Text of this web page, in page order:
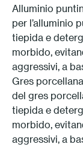
EN IT
Alluminio
per l’alluminio
tiepida e
morbido,
aggressivi, a
Gres
del gres
tiepida e
morbido,
aggressivi, a